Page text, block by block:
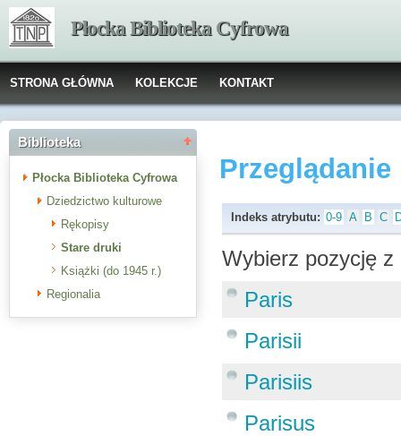
Płocka Biblioteka Cyfrowa
STRONA GŁÓWNA KOLEKCJE KONTAKT
Biblioteka
Płocka Biblioteka Cyfrowa
Dziedzictwo kulturowe
Rękopisy
Stare druki
Książki (do 1945 r.)
Regionalia
Indeks atrybutu: 0-9 A B C
Wybierz pozycję
Paris
Parisii
Parisiis
Parisus